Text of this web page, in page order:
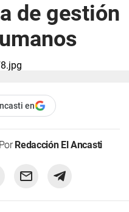
de gestión
en
PorRedacción El Ancasti